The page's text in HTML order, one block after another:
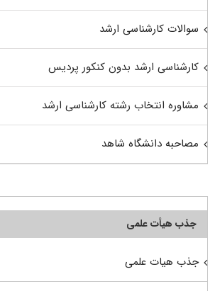
سوالات کارشناسی ارشد
کارشناسی ارشد بدون کنکور پردیس
مشاوره انتخاب رشته کارشناسی ارشد
مصاحبه دانشگاه شاهد
جذب هیأت علمی
جذب هیات علمی